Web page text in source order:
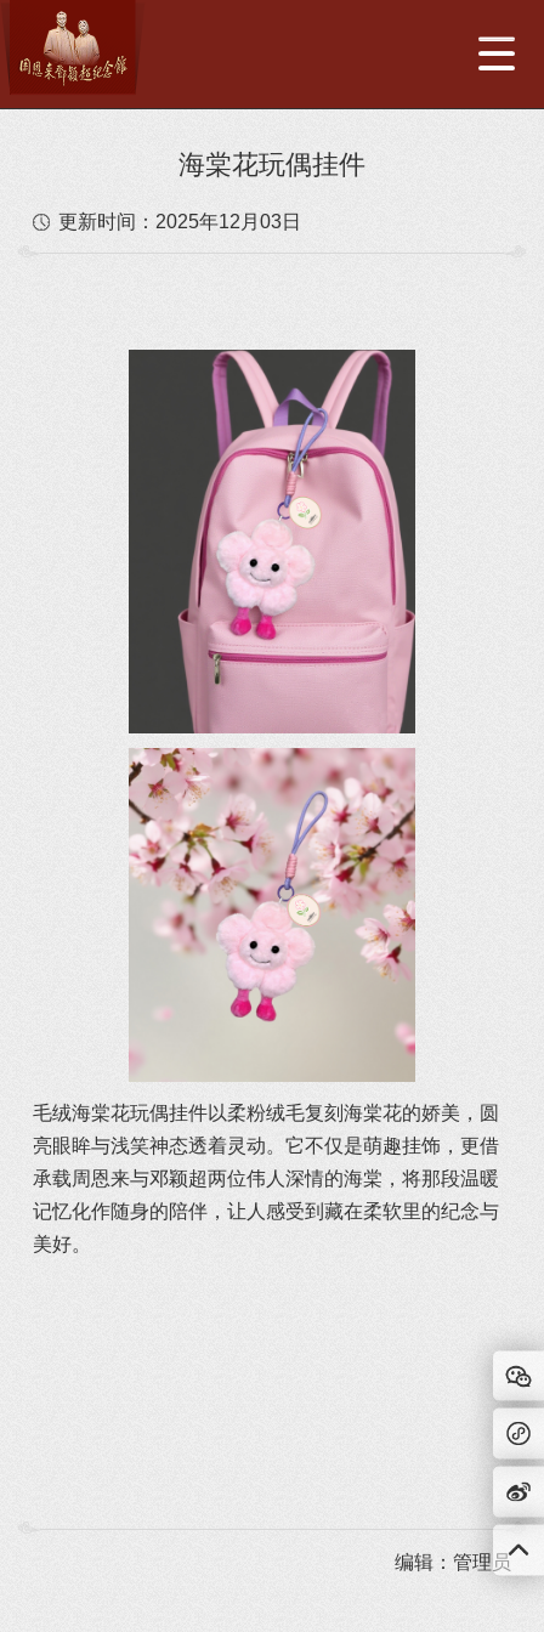
海棠花玩偶挂件
更新时间： 2025年12月03日
毛绒海棠花玩偶挂件以柔粉绒毛复刻海棠花的娇美，圆
亮眼眸与浅笑神态透着灵动。它不仅是萌趣挂饰，更借
承载周恩来与邓颖超两位伟人深情的海棠，将那段温暖
记忆化作随身的陪伴，让人感受到藏在柔软里的纪念与
美好。
编辑：管理员